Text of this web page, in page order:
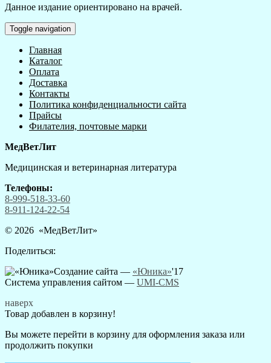
Данное издание ориентировано на врачей.
Toggle navigation
Главная
Каталог
Оплата
Доставка
Контакты
Политика конфиденциальности сайта
Прайсы
Филателия, почтовые марки
МедВетЛит
Медицинская и ветеринарная литература
Телефоны:
8-999-518-33-60
8-911-124-22-54
© 2026 «МедВетЛит»
Поделиться:
Создание сайта — «Юника»'17
Система управления сайтом — UMI-CMS
наверх
Товар добавлен в корзину!
Вы можете перейти в корзину для оформления заказа или
продолжить покупки